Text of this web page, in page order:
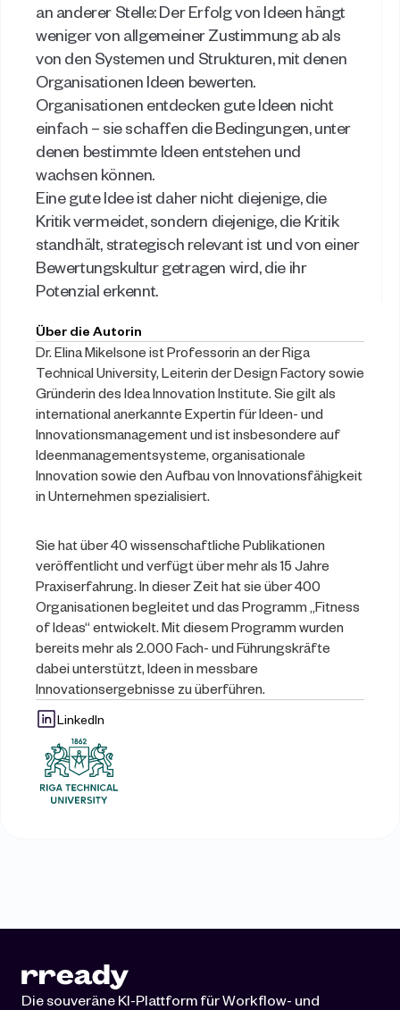
an anderer Stelle: Der Erfolg von Ideen hängt
weniger von allgemeiner Zustimmung ab als
von den Systemen und Strukturen, mit denen
Organisationen Ideen bewerten.
Organisationen entdecken gute Ideen nicht
einfach – sie schaffen die Bedingungen, unter
denen bestimmte Ideen entstehen und
wachsen können.
Eine gute Idee ist daher nicht diejenige, die
Kritik vermeidet, sondern diejenige, die Kritik
standhält, strategisch relevant ist und von einer
Bewertungskultur getragen wird, die ihr
Potenzial erkennt.
Über die Autorin
Dr. Elina Mikelsone ist Professorin an der Riga
Technical University, Leiterin der Design Factory sowie
Gründerin des Idea Innovation Institute. Sie gilt als
international anerkannte Expertin für Ideen- und
Innovationsmanagement und ist insbesondere auf
Ideenmanagementsysteme, organisationale
Innovation sowie den Aufbau von Innovationsfähigkeit
in Unternehmen spezialisiert.
Sie hat über 40 wissenschaftliche Publikationen
veröffentlicht und verfügt über mehr als 15 Jahre
Praxiserfahrung. In dieser Zeit hat sie über 400
Organisationen begleitet und das Programm „Fitness
of Ideas“ entwickelt. Mit diesem Programm wurden
bereits mehr als 2.000 Fach- und Führungskräfte
dabei unterstützt, Ideen in messbare
Innovationsergebnisse zu überführen.
LinkedIn
Die souveräne KI-Plattform für Workflow- und